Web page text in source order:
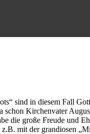
sind in diesem Fall
Kirchenvater
die große Freude und
mit der grandiosen